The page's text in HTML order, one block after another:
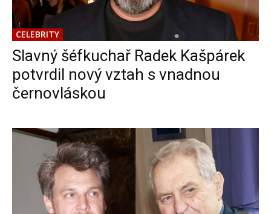
CELEBRITY
Slavný šéfkuchař Radek Kašpárek
potvrdil nový vztah s vnadnou
černovláskou